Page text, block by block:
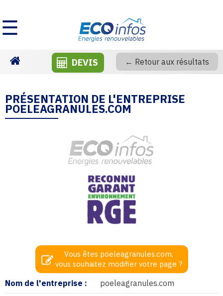
☰
DEVIS ← Retour aux résultats
PRÉSENTATION DE L'ENTREPRISE
POELEAGRANULES.COM
Nom de l'entreprise : poeleagranules.com
Vous êtes poeleagranules.com,
vous souhaitez modifier votre page ?